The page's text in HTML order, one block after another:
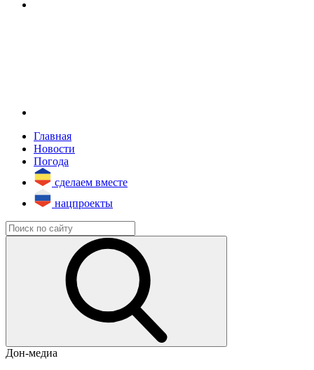
Главная
Новости
Погода
сделаем вместе
нацпроекты
Дон-медиа